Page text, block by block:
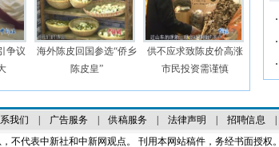
争议
海外陈皮回国参选“侨乡
陈皮皇”
供不应求致陈皮价高涨
市民投资需谨慎
我们 广告服务|供稿服务| 法律声明 招聘信息
不代表中新社和中新网观点。 刊用本网站稿件，务经书面授权。